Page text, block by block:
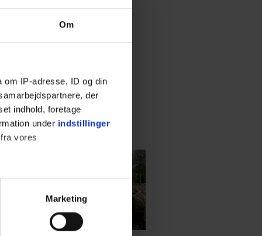
Om
om IP-adresse, ID og din
der
indhold, foretage
under indstillinger
vores
indhold til dig.
Marketing